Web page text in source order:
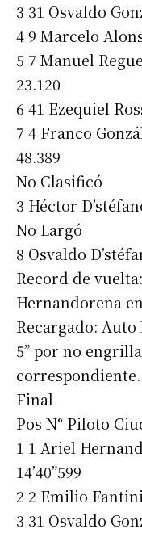
3 31 Osvaldo
4 9 Marcelo
5 7 Manuel
23.120
6 41 Ezequiel
7 4 Franco
48.389
No Clasificó
3 Héctor
No Largó
8 Osvaldo
Record de
Hernandorena
Recargado: Auto
5” por no
correspondiente.
Final
Pos N° Piloto
1 1 Ariel
14’40”599
2 2 Emilio
3 31 Osvaldo